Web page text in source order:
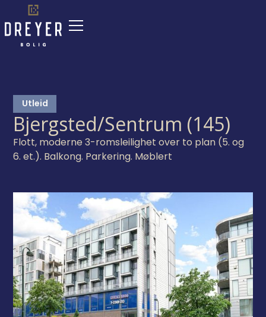
Utleid
Bjergsted/Sentrum (145)
Flott, moderne 3-romsleilighet over to plan (5. og
6. et.). Balkong. Parkering. Møblert